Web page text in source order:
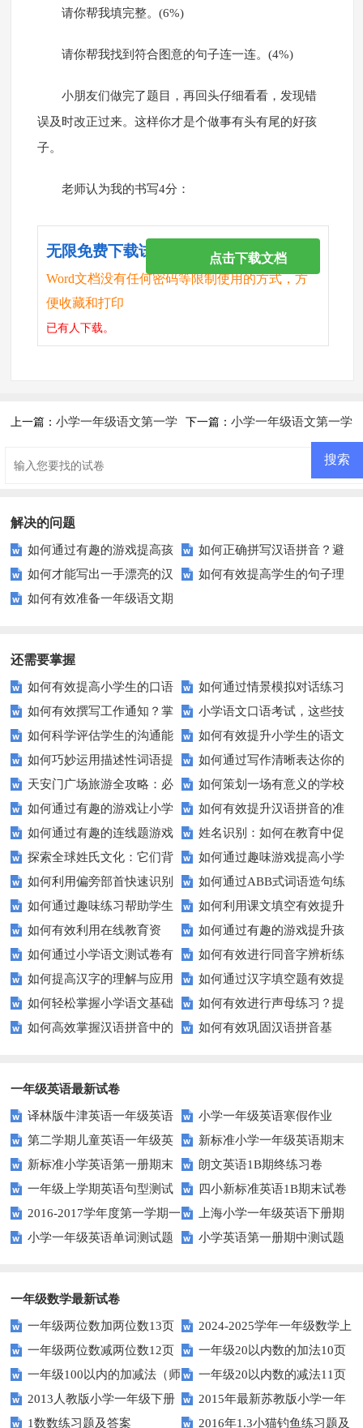
请你帮我填完整。(6%)
请你帮我找到符合图意的句子连一连。(4%)
小朋友们做完了题目，再回头仔细看看，发现错
误及时改正过来。这样你才是个做事有头有尾的好孩
子。
老师认为我的书写4分：
无限免费下载试卷
Word文档没有任何密码等限制使用的方式，方
便收藏和打印
已有人下载。
点击下载文档
上一篇：小学一年级语文第一学 下一篇： 小学一年级语文第一学
解决的问题
如何通过有趣的游戏提高孩
子的声母识别能力？
如何正确拼写汉语拼音？避
免这些常见错误！
如何才能写出一手漂亮的汉
字？这些技巧你不可不知！
如何有效提高学生的句子理
如何有效准备一年级语文期
还需要掌握
如何有效提高小学生的口语
交际测试成绩？
如何通过情景模拟对话练习
提高你的沟通能力？
如何有效撰写工作通知？掌
握这些技巧让你的通知更专业！
小学语文口语考试，这些技
巧让孩子自信应考？
如何科学评估学生的沟通能
力？
如何有效提升小学生的语文
拼写能力？
如何巧妙运用描述性词语提
升教育效果？
如何通过写作清晰表达你的
愿望？
天安门广场旅游全攻略：必
看的历史与文化景点
如何策划一场有意义的学校
升旗仪式？
如何通过有趣的游戏让小学
生轻松掌握常见姓氏？
如何有效提升汉语拼音的准
确性和流利度？这里有妙招！
如何通过有趣的连线题游戏
提升孩子的逻辑思维能力？
姓名识别：如何在教育中促
进个性化学习？
探索全球姓氏文化：它们背
后隐藏的故事？
如何通过趣味游戏提高小学
生的拼音水平？
如何利用偏旁部首快速识别
汉字？
如何通过ABB式词语造句练
习提高孩子的语言表达能力？
如何通过趣味练习帮助学生
掌握反义词匹配？
如何利用课文填空有效提升
语文成绩？
如何有效利用在线教育资
源？
如何通过有趣的游戏提升孩
子的句子补全技巧？
如何通过小学语文测试卷有
效提高孩子的阅读与写作技能？
如何有效进行同音字辨析练
习？这些方法让你事半功倍！
如何提高汉字的理解与应用
能力？这里有妙招！
如何通过汉字填空题有效提
升小学生的汉字书写能力？
如何轻松掌握小学语文基础
知识？
如何有效进行声母练习？提
升发音技巧有妙招！
如何高效掌握汉语拼音中的
如何有效巩固汉语拼音基
一年级英语最新试卷
译林版牛津英语一年级英语
1AB测试卷
小学一年级英语寒假作业
第二学期儿童英语一年级英
语期末试卷
新标准小学一年级英语期末
质量检测题
新标准小学英语第一册期末
测试题
朗文英语1B期终练习卷
一年级上学期英语句型测试
题
四小新标准英语1B期末试卷
2016-2017学年度第一学期一
起一年级英语期中试卷
上海小学一年级英语下册期
中试卷
小学一年级英语单词测试题 小学英语第一册期中测试题
一年级数学最新试卷
一年级两位数加两位数13页
2024-2025学年一年级数学上
册期末素养测评卷（考试版A4
人教版）
一年级两位数减两位数12页
一年级20以内数的加法10页
一年级100以内的加减法（师
版）
一年级20以内数的减法11页
2013人教版小学一年级下册
第三单元整理与复习（一）练习
2015年最新苏教版小学一年
级数学下册第一次月考试卷
1数数练习题及答案 2016年1.3小猫钓鱼练习题及